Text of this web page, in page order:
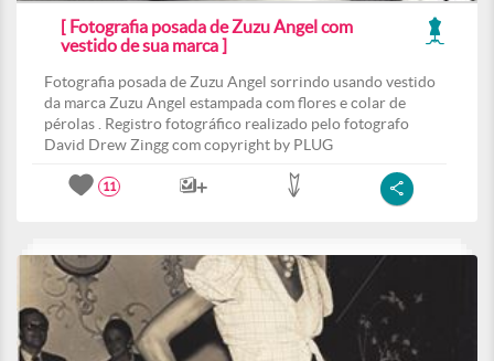
[ Fotografia posada de Zuzu Angel com
vestido de sua marca ]
Fotografia posada de Zuzu Angel sorrindo usando vestido
da marca Zuzu Angel estampada com flores e colar de
pérolas . Registro fotográfico realizado pelo fotografo
David Drew Zingg com copyright by PLUG
11